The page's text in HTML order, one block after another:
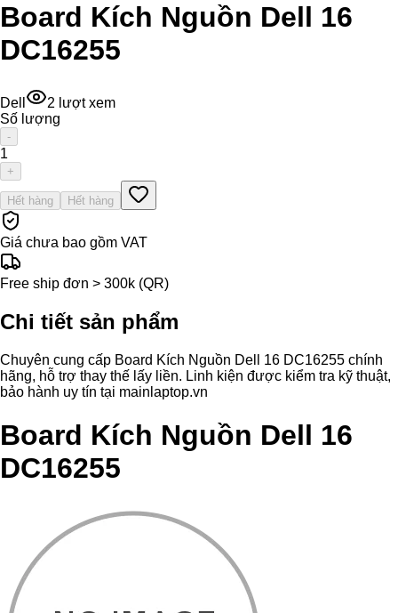
Board Kích Nguồn Dell 16
DC16255
Dell 2 lượt xem
Số lượng
-
1
+
Hết hàng Hết hàng
Giá chưa bao gồm VAT
Free ship đơn > 300k (QR)
Chi tiết sản phẩm
Chuyên cung cấp Board Kích Nguồn Dell 16 DC16255 chính
hãng, hỗ trợ thay thế lấy liền. Linh kiện được kiểm tra kỹ thuật,
bảo hành uy tín tại mainlaptop.vn
Board Kích Nguồn Dell 16
DC16255